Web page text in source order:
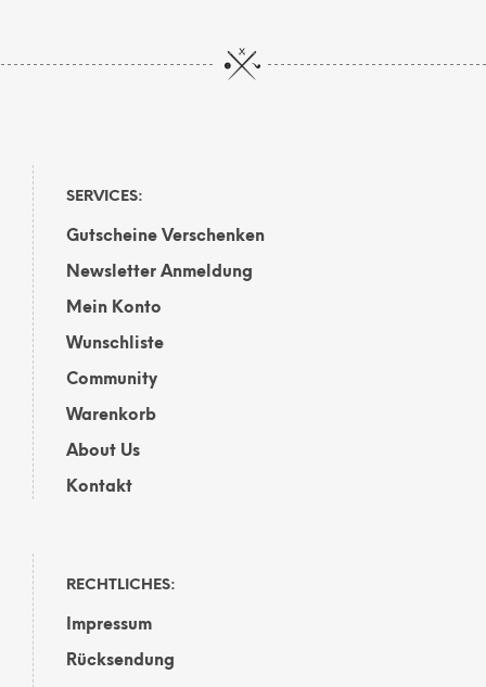
SERVICES:
Gutscheine Verschenken
Newsletter Anmeldung
Mein Konto
Wunschliste
Community
Warenkorb
About Us
Kontakt
RECHTLICHES:
Impressum
Rücksendung